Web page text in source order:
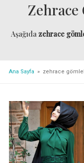
Aşağıdazehrace
Ana Sayfa » zehrace